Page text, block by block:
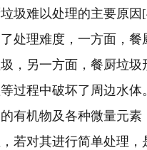
圾难以处理的主要原因
处理难度，一方面，餐
，另一方面，餐厨垃圾
过程中破坏了周边水体
有机物及各种微量元素
若对其进行简单处理，